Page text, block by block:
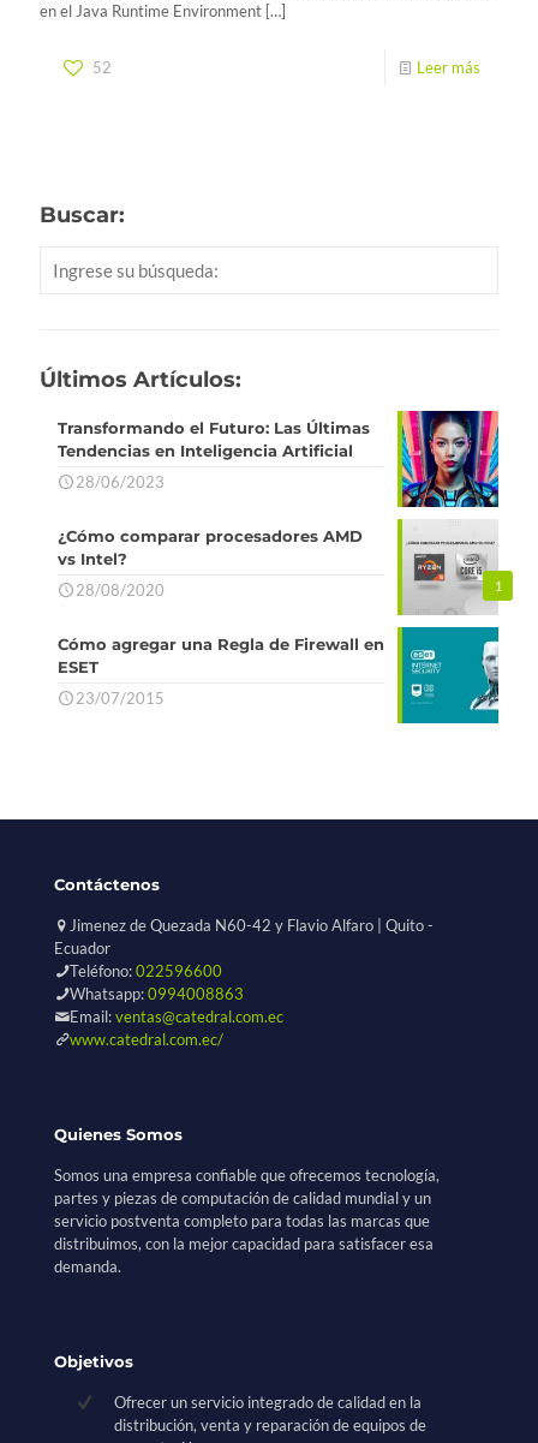
en el Java Runtime Environment […]
52 Leer más
Buscar:
Últimos Artículos:
Transformando el Futuro: Las Últimas
Tendencias en Inteligencia Artificial
28/06/2023
1
¿Cómo comparar procesadores AMD
vs Intel?
28/08/2020
Cómo agregar una Regla de Firewall en
ESET
23/07/2015
Contáctenos
Jimenez de Quezada N60-42 y Flavio Alfaro | Quito -
Ecuador
Teléfono:022596600
Whatsapp:0994008863
Email:ventas@catedral.com.ec
www.catedral.com.ec/
Quienes Somos
Somos una empresa confiable que ofrecemos tecnología,
partes y piezas de computación de calidad mundial y un
servicio postventa completo para todas las marcas que
distribuimos, con la mejor capacidad para satisfacer esa
demanda.
Objetivos
Ofrecer un servicio integrado de calidad en la
distribución, venta y reparación de equipos de